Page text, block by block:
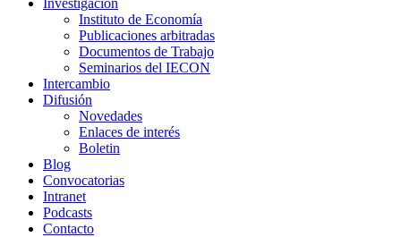
Instituto de Economía
Publicaciones arbitradas
Documentos de Trabajo
Seminarios del IECON
Intercambio
Difusión
Novedades
Enlaces de interés
Boletin
Blog
Convocatorias
Intranet
Podcasts
Contacto